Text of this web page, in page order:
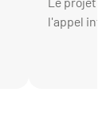
l'appel